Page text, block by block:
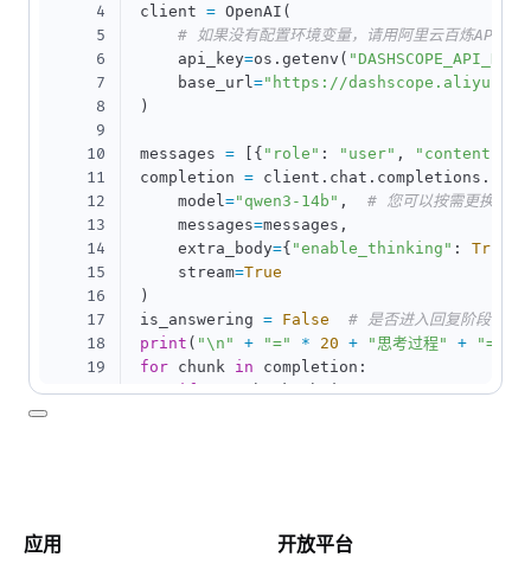
4
5
6
7
8
9
10
11
12
13
14
15
16
17
18
19
20
client = OpenAI (
# 如果没有配置环境变量，请用阿里云百炼
    api_key
=os . getenv ( "DASHSCOPE_API_KEY"
    base_url
="https://
)
messages = { "role" : "user" , "content"
completion = client . chat . completions .
    model
="qwen3-14b" ,
# 您可以按需更换为其
    messages
=messages ,
    extra_body
={ "enable_thinking" : True
    stream
=True
)
is_answering = False
# 是否进入回复阶段
print ( "\n" + "=" * 20 + "思考过程" + "="
for chunk in completion :
if not chunk.choices:
(delta,
is_answering
应用 开放平台